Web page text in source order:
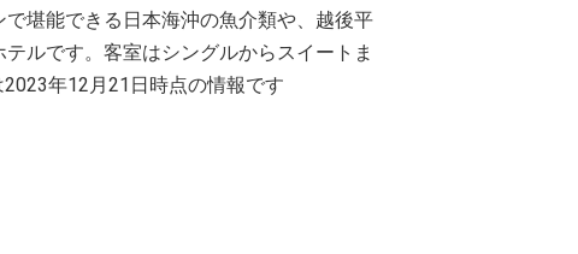
で堪能できる日本海沖の魚介類や、越後平
ルです。客室はシングルからスイートま
年12月21日時点の情報です